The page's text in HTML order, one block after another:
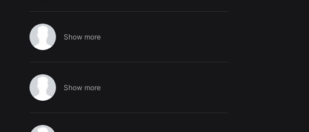
Show more
Show more